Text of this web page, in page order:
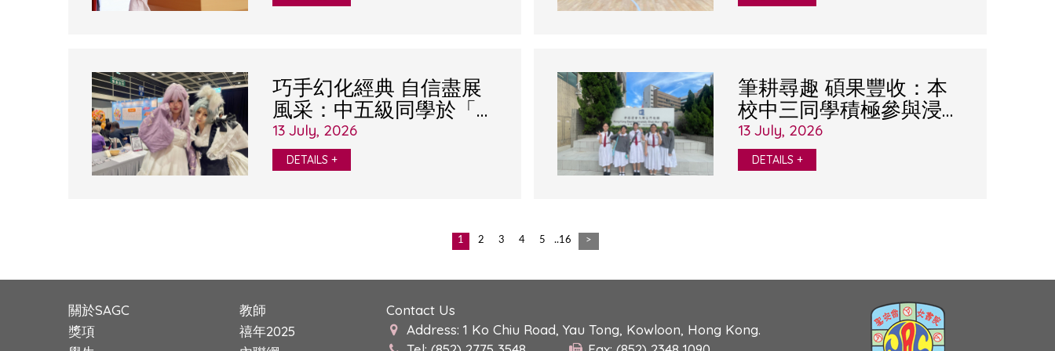
巧手幻化經典 自信盡展
風采：中五級同學於「玩
轉西遊」匯演圓滿登台
13 July, 2026
DETAILS +
筆耕尋趣 碩果豐收：本
校中三同學積極參與浸大
「語文學習計劃
2025/26」
13 July, 2026
DETAILS +
1 2 3 4 5 ..16 >
關於SAGC
獎項
教師
禧年2025
Contact Us
Address: 1 Ko Chiu Road, Yau Tong, Kowloon, Hong Kong.